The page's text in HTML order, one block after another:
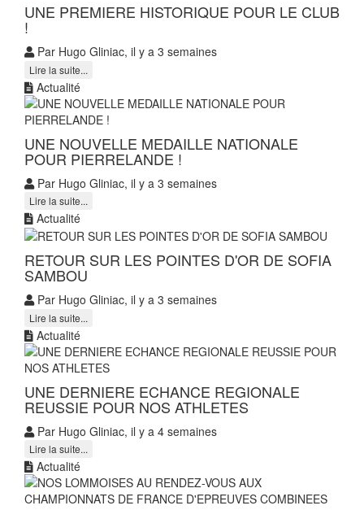
UNE PREMIERE HISTORIQUE POUR LE CLUB
!
Par Hugo Gliniac, il y a 3 semaines
Lire la suite...
Actualité
UNE NOUVELLE MEDAILLE NATIONALE
POUR PIERRELANDE !
Par Hugo Gliniac, il y a 3 semaines
Lire la suite...
Actualité
RETOUR SUR LES POINTES D'OR DE SOFIA
SAMBOU
Par Hugo Gliniac, il y a 3 semaines
Lire la suite...
Actualité
UNE DERNIERE ECHANCE REGIONALE
REUSSIE POUR NOS ATHLETES
Par Hugo Gliniac, il y a 4 semaines
Lire la suite...
Actualité